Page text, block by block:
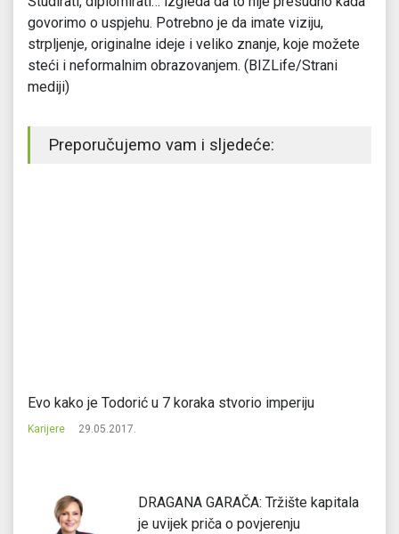
govorimo o uspjehu. Potrebno je da imate viziju,
strpljenje, originalne ideje i veliko znanje, koje možete
steći i neformalnim obrazovanjem. (BIZLife/Strani
mediji)
Preporučujemo vam i sljedeće:
Evo kako je Todorić u 7 koraka stvorio imperiju
Karijere 29.05.2017.
DRAGANA GARAČA: Tržište kapitala
je uvijek priča o povjerenju